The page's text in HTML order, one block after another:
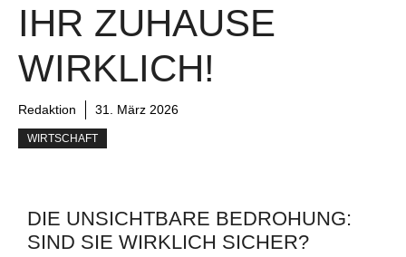
IHR ZUHAUSE
WIRKLICH!
Redaktion 31. März 2026
WIRTSCHAFT
DIE UNSICHTBARE BEDROHUNG:
SIND SIE WIRKLICH SICHER?